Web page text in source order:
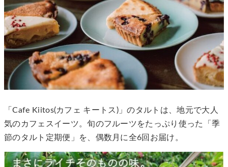
「Cafe Kiitos(カフェ キートス)」のタルトは、地元で大人
気のカフェスイーツ。旬のフルーツをたっぷり使った「季
節のタルト定期便」を、偶数月に全6回お届け。